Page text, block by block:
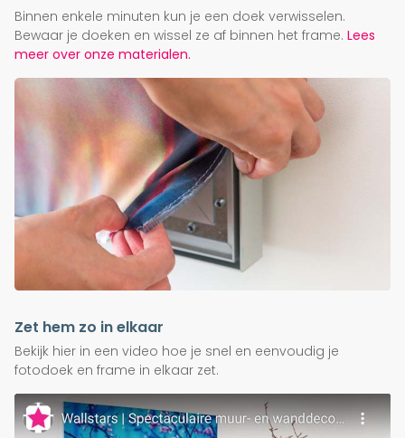
Binnen enkele minuten kun je een doek verwisselen.
Bewaar je doeken en wissel ze af binnen het frame. Lees
meer over onze materialen.
Zet hem zo in elkaar
Bekijk hier in een video hoe je snel en eenvoudig je
fotodoek en frame in elkaar zet.